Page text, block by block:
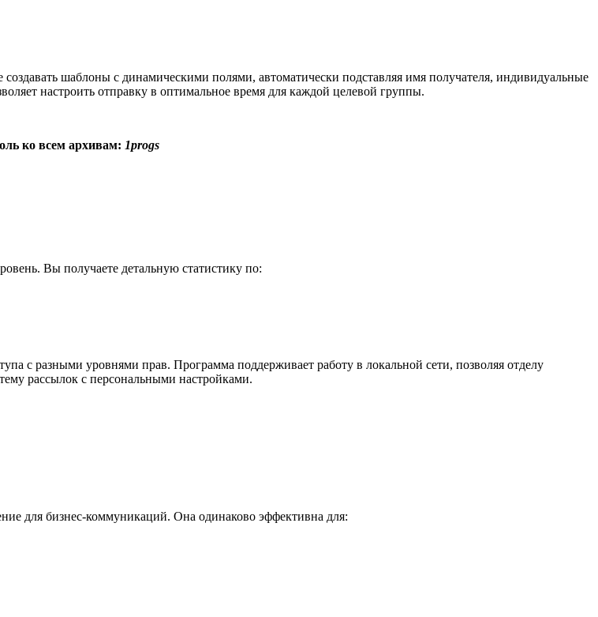
шаблоны с динамическими полями, автоматически подставляя имя получателя, индивидуальные
настроить отправку в оптимальное время для каждой целевой группы.
ко всем архивам: 1progs
Вы получаете детальную статистику по:
с разными уровнями прав. Программа поддерживает работу в локальной сети, позволяя отделу
рассылок с персональными настройками.
для бизнес-коммуникаций. Она одинаково эффективна для: